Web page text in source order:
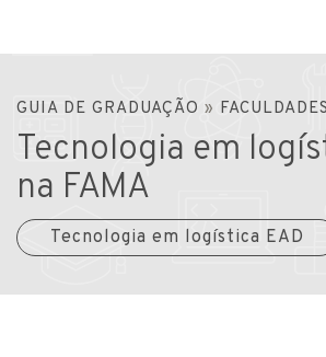
GUIA DE GRADUAÇÃO » FACULDADES
Tecnologia em
na FAMA
Tecnologia em logística EAD